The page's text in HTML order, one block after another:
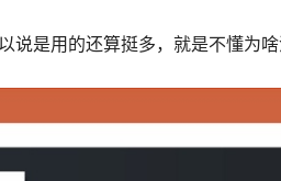
是用的还算挺多，就是不懂为啥